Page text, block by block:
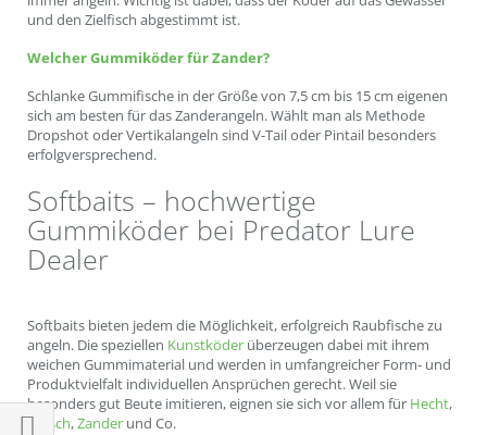
und den Zielfisch abgestimmt ist.
Welcher Gummiköder für Zander?
Schlanke Gummifische in der Größe von 7,5 cm bis 15 cm eigenen
sich am besten für das Zanderangeln. Wählt man als Methode
Dropshot oder Vertikalangeln sind V-Tail oder Pintail besonders
erfolgversprechend.
Softbaits – hochwertige
Gummiköder bei Predator Lure
Dealer
Softbaits bieten jedem die Möglichkeit, erfolgreich Raubfische zu
angeln. Die speziellen Kunstköder überzeugen dabei mit ihrem
weichen Gummimaterial und werden in umfangreicher Form- und
Produktvielfalt individuellen Ansprüchen gerecht. Weil sie
besonders gut Beute imitieren, eignen sie sich vor allem für Hecht,
Barsch,Zander und Co.